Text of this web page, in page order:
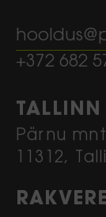
+372 682
TALLINN
Pärnu
11312,
RAKVERE